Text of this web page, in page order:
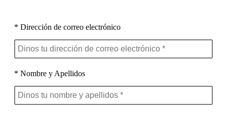
* Dirección de correo electrónico
* Nombre y Apellidos